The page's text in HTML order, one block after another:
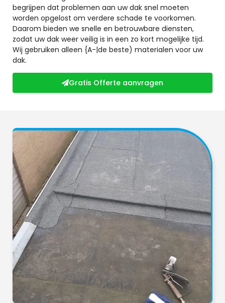
begrijpen dat problemen aan uw dak snel moeten
worden opgelost om verdere schade te voorkomen.
Daarom bieden we snelle en betrouwbare diensten,
zodat uw dak weer veilig is in een zo kort mogelijke tijd.
Wij gebruiken alleen {A-|de beste) materialen voor uw
dak.
Gratis Offerte aanvragen